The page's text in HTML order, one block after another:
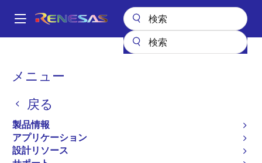
ン
Main
メニュー
戻る
製品情報
アプリケーション
設計リソース
パ
く
ず
ソフトウェアとドライバ
RXファミリ用リアルタイ
ムOS [RI600/4]（保守製
品）
Discontinued